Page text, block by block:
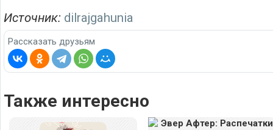
Источник: dilrajgahunia
Рассказать друзьям
Также интересно